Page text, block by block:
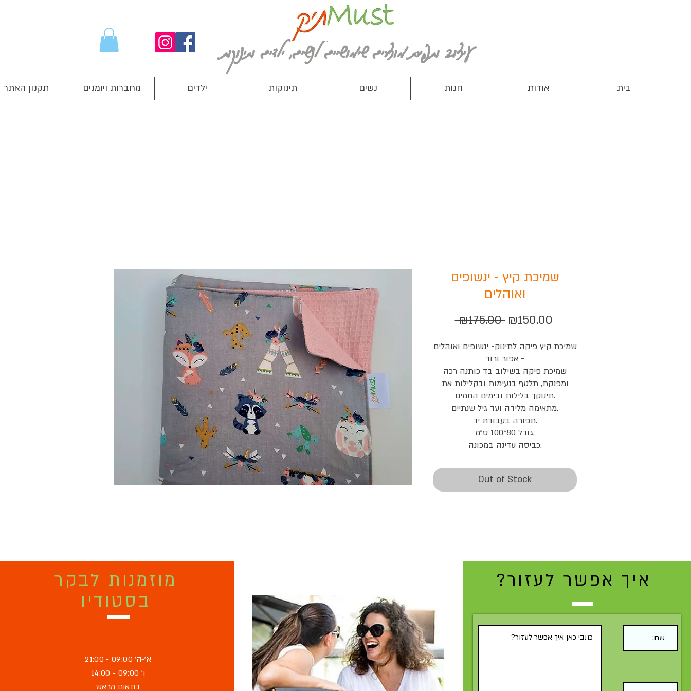
עיצוב ותפירת מוצרים שימושיים לנשים, ילדים ותינוקות
בית אודות חנות נשים תינוקות ילדים מחברות ויומנים תקנון האתר
שמיכת קיץ - ינשופים
ואוהלים
₪175.00 Regular
₪150.00
שמיכת קיץ פיקה לתינוק- ינשופים ואוהלים
- אפור ורוד
שמיכת פיקה בשילוב בד כותנה רכה
ומפנקת, תלטף בנעימות ובקלילות את
תינוקך בלילות ובימים החמים.
מתאימה מלידה ועד גיל שנתיים.
תפורה בעבודת יד.
גודל 80*100 ס"מ.
כביסה עדינה במכונה.
Out of Stock
Submit
מוזמנות לבקר
בסטודיו
א'-ה' 09:00 - 21:00
ו' 09:00 - 14:00
בתאום מראש
מוזמנת לבקר
בסטודיו
איך אפשר לעזור?